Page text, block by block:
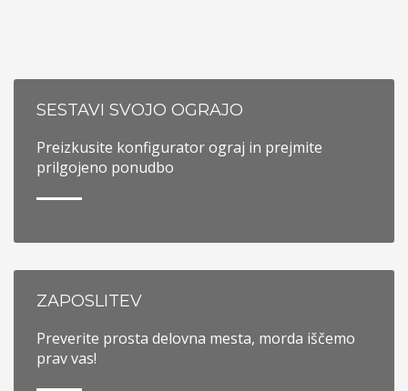
SESTAVI SVOJO OGRAJO
Preizkusite konfigurator ograj in prejmite
prilgojeno ponudbo
ZAPOSLITEV
Preverite prosta delovna mesta, morda iščemo
prav vas!